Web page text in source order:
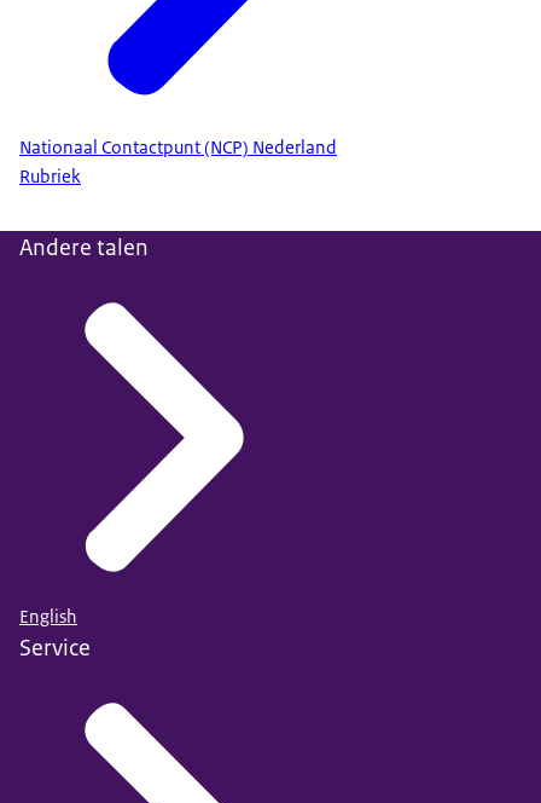
Nationaal Contactpunt (NCP) Nederland
Rubriek
Andere talen
English
Service